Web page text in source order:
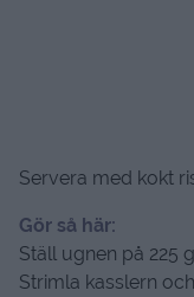
Servera med kokt
Gör så här:
Ställ ugnen på 225
Strimla kasslern